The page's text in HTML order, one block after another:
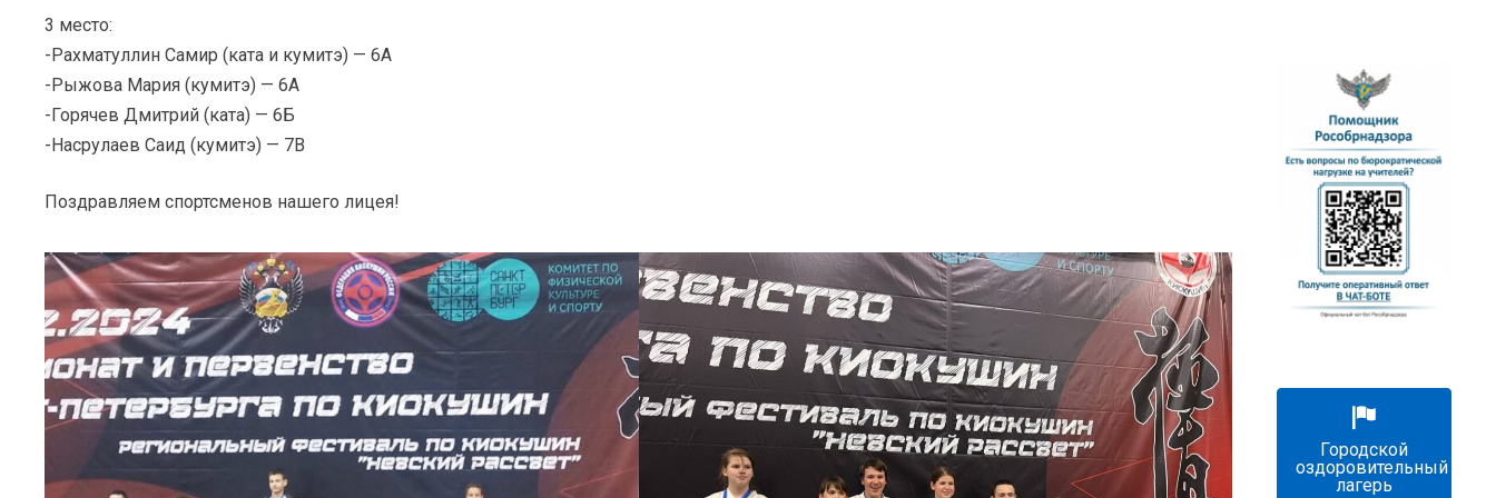
3 место:
-Рахматуллин Самир (ката и кумитэ) — 6А
-Рыжова Мария (кумитэ) — 6А
-Горячев Дмитрий (ката) — 6Б
-Насрулаев Саид (кумитэ) — 7В
Поздравляем спортсменов нашего лицея!
Городской
оздоровительный
лагерь